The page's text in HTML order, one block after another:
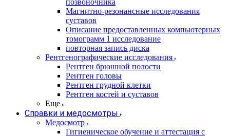
позвоночника
Магнитно-резонансные исследования
суставов
Описание предоставленных компьютерных
томограмм 1 исследование
повторная запись диска
Рентгенографические исследования
Рентген брюшной полости
Рентген головы
Рентген грудной клетки
Рентген костей и суставов
Еще
Справки и медосмотры
Медосмотр
Гигиеническое обучение и аттестация с